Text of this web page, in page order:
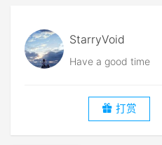
StarryVoid
Have a good time
打赏